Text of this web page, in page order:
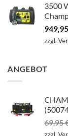
3500
949,95
zzgl.
ANGEBOT
69,95